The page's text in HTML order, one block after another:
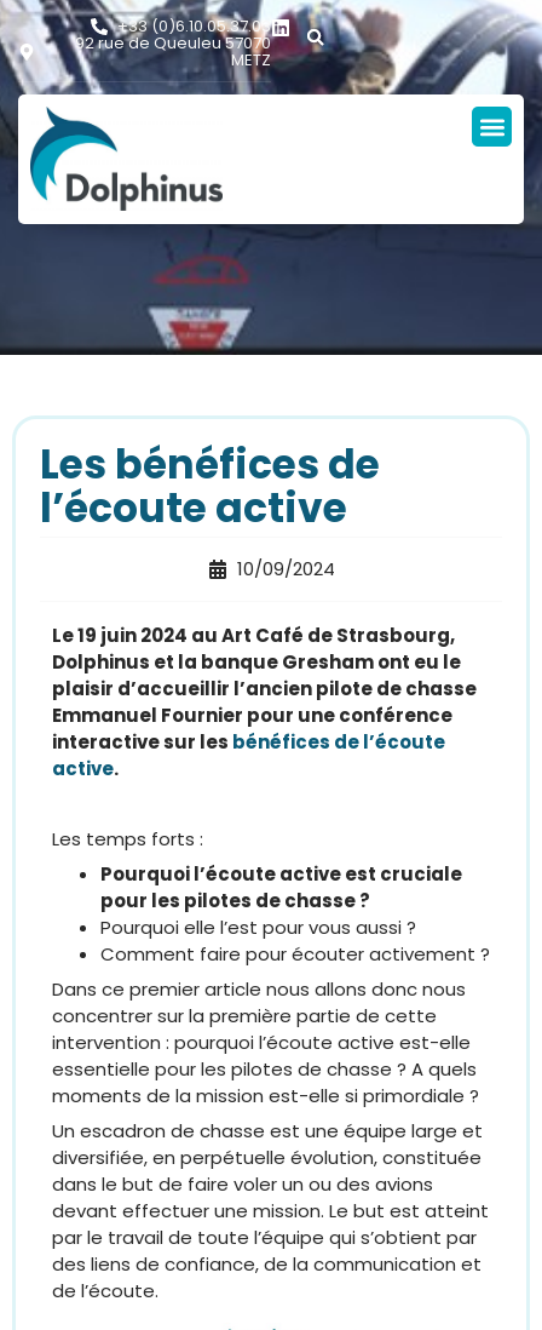
+33 (0)6.10.05.37.03
92 rue de Queuleu 57070
METZ
Les bénéfices de
l’écoute active
10/09/2024
Le 19 juin 2024 au Art Café de Strasbourg,
Dolphinus et la banque Gresham ont eu le
plaisir d’accueillir l’ancien pilote de chasse
Emmanuel Fournier pour une conférence
interactive sur les bénéfices de l’écoute
active.
Les temps forts :
Pourquoi l’écoute active est cruciale
pour les pilotes de chasse ?
Pourquoi elle l’est pour vous aussi ?
Comment faire pour écouter activement ?
Dans ce premier article nous allons donc nous
concentrer sur la première partie de cette
intervention : pourquoi l’écoute active est-elle
essentielle pour les pilotes de chasse ? A quels
moments de la mission est-elle si primordiale ?
Un escadron de chasse est une équipe large et
diversifiée, en perpétuelle évolution, constituée
dans le but de faire voler un ou des avions
devant effectuer une mission. Le but est atteint
par le travail de toute l’équipe qui s’obtient par
des liens de confiance, de la communication et
de l’écoute.